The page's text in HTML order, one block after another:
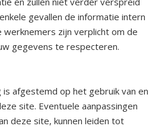
gevallen de informatie intern
werknemers zijn verplicht om de
gegevens te respecteren.
is afgestemd op het gebruik van en
site. Eventuele aanpassingen
deze site, kunnen leiden tot